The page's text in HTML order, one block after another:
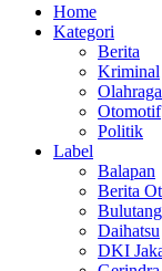
Home
Kategori
Berita
Kriminal
Olahraga
Otomotif
Politik
Label
Balapan
Berita
Daihatsu
DKI